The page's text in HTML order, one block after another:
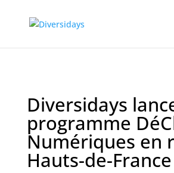
principal
Diversidays
programme
Numériques en
Hauts-de-France